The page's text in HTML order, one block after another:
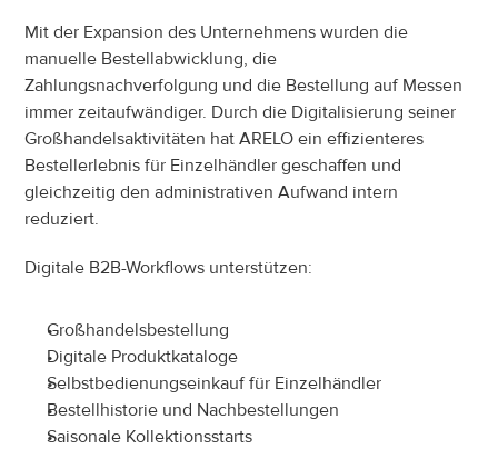
Mit der Expansion des Unternehmens wurden die
manuelle Bestellabwicklung, die
Zahlungsnachverfolgung und die Bestellung auf Messen
immer zeitaufwändiger. Durch die Digitalisierung seiner
Großhandelsaktivitäten hat ARELO ein effizienteres
Bestellerlebnis für Einzelhändler geschaffen und
gleichzeitig den administrativen Aufwand intern
reduziert.
Digitale B2B-Workflows unterstützen:
Großhandelsbestellung
Digitale Produktkataloge
Selbstbedienungseinkauf für Einzelhändler
Bestellhistorie und Nachbestellungen
Saisonale Kollektionsstarts